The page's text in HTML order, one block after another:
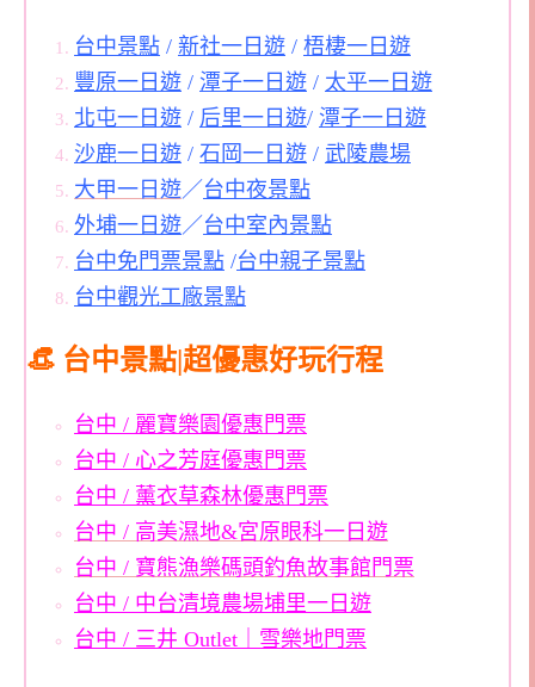
台中景點 / 新社一日遊 / 梧棲一日遊
豐原一日遊 / 潭子一日遊 / 太平一日遊
北屯一日遊 / 后里一日遊/ 潭子一日遊
沙鹿一日遊 / 石岡一日遊 / 武陵農場
大甲一日遊／台中夜景點
外埔一日遊／台中室內景點
台中免門票景點 /台中親子景點
台中觀光工廠景點
👒 台中景點|超優惠好玩行程
台中 / 麗寶樂園優惠門票
台中 / 心之芳庭優惠門票
台中 / 薰衣草森林優惠門票
台中 / 高美濕地&宮原眼科一日遊
台中 / 寶熊漁樂碼頭釣魚故事館門票
台中 / 中台清境農場埔里一日遊
台中 / 三井 Outlet｜雪樂地門票